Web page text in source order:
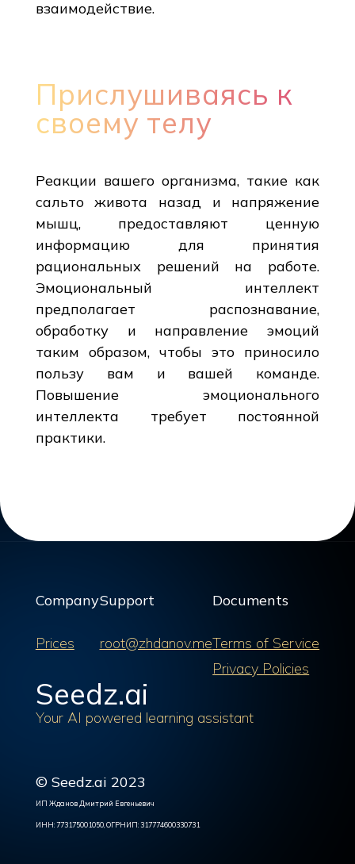
взаимодействие.
Прислушиваясь к
своему телу
Реакции вашего организма, такие как
сальто живота назад и напряжение
мышц, предоставляют ценную
информацию для принятия
рациональных решений на работе.
Эмоциональный интеллект
предполагает распознавание,
обработку и направление эмоций
таким образом, чтобы это приносило
пользу вам и вашей команде.
Повышение эмоционального
интеллекта требует постоянной
практики.
Company
Prices
Support
root@zhdanov.me
Documents
Terms of Service
Privacy Policies
Seedz.ai
Your AI powered learning assistant
© Seedz.ai 2023
ИП Жданов Дмитрий Евгеньевич
ИНН: 773175001050, ОГРНИП: 317774600330731